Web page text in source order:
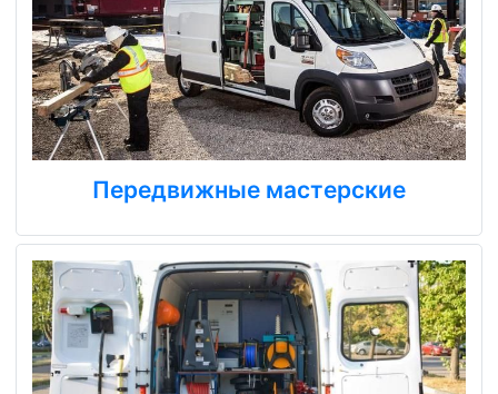
Передвижные мастерские